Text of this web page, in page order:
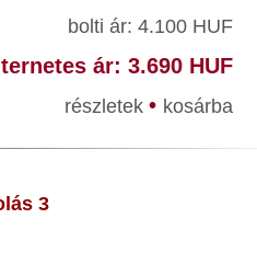
bolti ár: 4.100 HUF
ár: 3.690 HUF
részletek • kosárba
3